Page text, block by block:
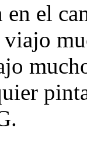
en el